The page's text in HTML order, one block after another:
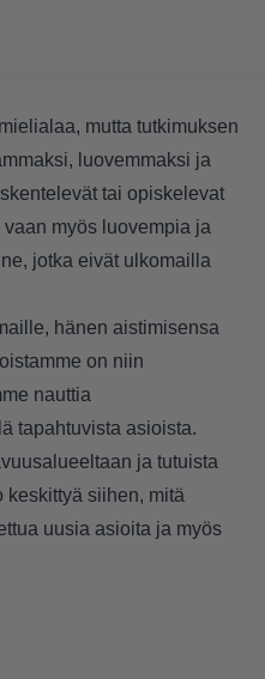
mutta tutkimuksen
luovemmaksi ja
tai opiskelevat
myös luovempia ja
jotka eivät ulkomailla
hänen aistimisensa
on niin
nauttia
tapahtuvista asioista.
ja tutuista
keskittyä siihen, mitä
uusia asioita ja myös